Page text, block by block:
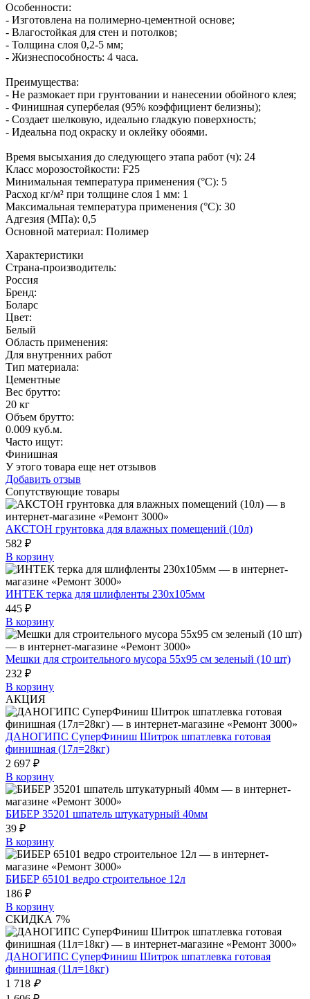
Особенности:
- Изготовлена на полимерно-цементной основе;
- Влагостойкая для стен и потолков;
- Толщина слоя 0,2-5 мм;
- Жизнеспособность: 4 часа.
Преимущества:
- Не размокает при грунтовании и нанесении обойного клея;
- Финишная супербелая (95% коэффициент белизны);
- Создает шелковую, идеально гладкую поверхность;
- Идеальна под окраску и оклейку обоями.
Время высыхания до следующего этапа работ (ч): 24
Класс морозостойкости: F25
Минимальная температура применения (°C): 5
Расход кг/м² при толщине слоя 1 мм: 1
Максимальная температура применения (°C): 30
Адгезия (МПа): 0,5
Основной материал: Полимер
Характеристики
Страна-производитель:
Россия
Бренд:
Боларс
Цвет:
Белый
Область применения:
Для внутренних работ
Тип материала:
Цементные
Вес брутто:
20 кг
Объем брутто:
0.009 куб.м.
Часто ищут:
Финишная
У этого товара еще нет отзывов
Добавить отзыв
Сопутствующие товары
АКСТОН грунтовка для влажных помещений (10л)
582 ₽
В корзину
ИНТЕК терка для шлифленты 230x105мм
445 ₽
В корзину
Мешки для строительного мусора 55x95 см зеленый (10 шт)
232 ₽
В корзину
АКЦИЯ
ДАНОГИПС СуперФиниш Шитрок шпатлевка готовая
финишная (17л=28кг)
2 697 ₽
В корзину
БИБЕР 35201 шпатель штукатурный 40мм
39 ₽
В корзину
БИБЕР 65101 ведро строительное 12л
186 ₽
В корзину
СКИДКА 7%
ДАНОГИПС СуперФиниш Шитрок шпатлевка готовая
финишная (11л=18кг)
1 718 ₽